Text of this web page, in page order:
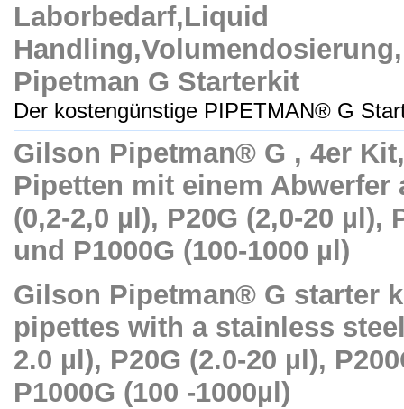
Laborbedarf,Liquid
Pipetman G Starterkit
Der kostengünstige PIPETMAN® G
Gilson Pipetman® G , 4er
Pipetten mit einem Abwerfer
(0,2-2,0 µl), P20G (2,0-20 µl),
und P1000G (100-1000 µl)
Gilson Pipetman® G starter
pipettes with a stainless
2.0 µl), P20G (2.0-20 µl),
P1000G (100 -1000µl)